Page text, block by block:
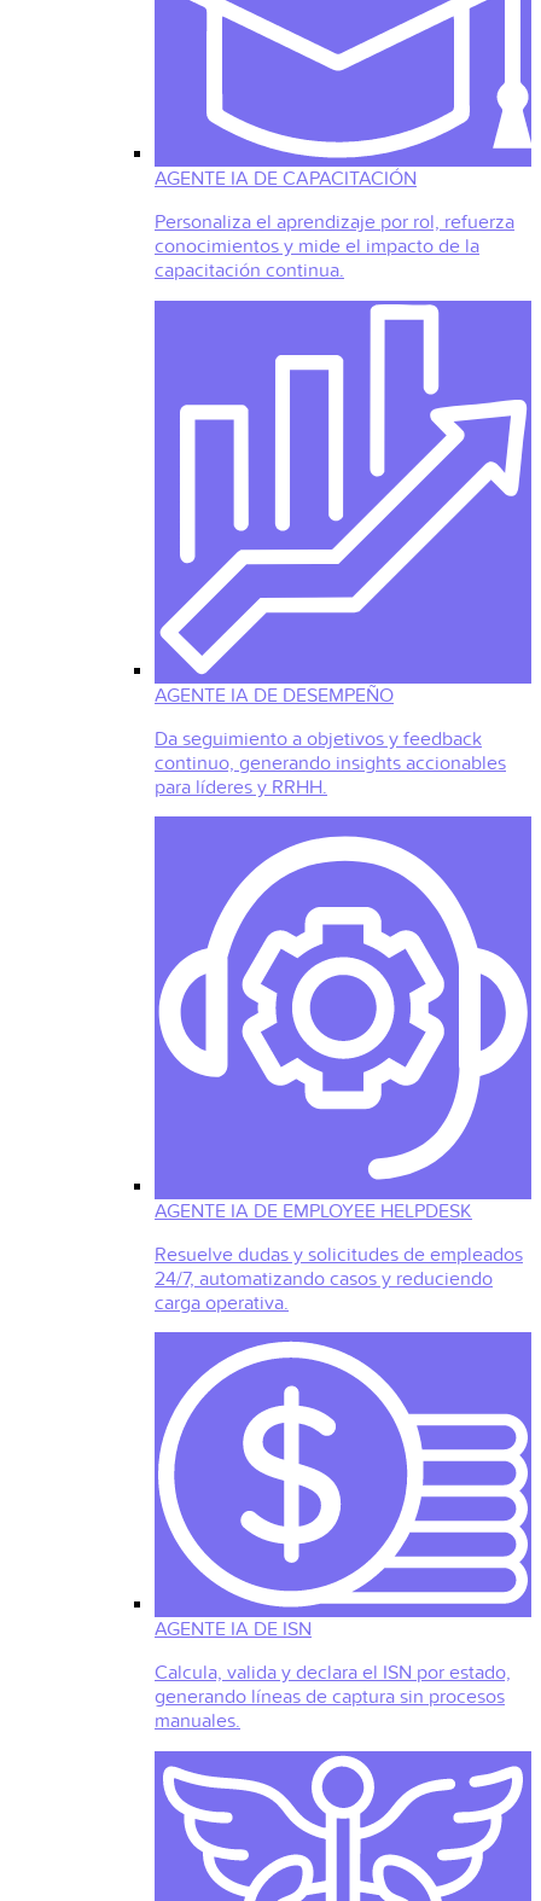
AGENTE IA DE CAPACITACIÓN
Personaliza el aprendizaje por rol, refuerza
conocimientos y mide el impacto de la
capacitación continua.
AGENTE IA DE DESEMPEÑO
Da seguimiento a objetivos y feedback
continuo, generando insights accionables
para líderes y RRHH.
AGENTE IA DE EMPLOYEE HELPDESK
Resuelve dudas y solicitudes de empleados
24/7, automatizando casos y reduciendo
carga operativa.
AGENTE IA DE ISN
Calcula, valida y declara el ISN por estado,
generando líneas de captura sin procesos
manuales.